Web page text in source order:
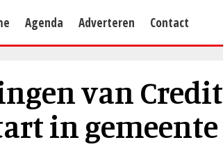
Agenda Adverteren Contact
van Credit
in gemeente